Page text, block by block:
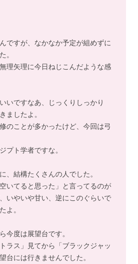
ですが、なかなか予定が組めずに
。
理矢理に今日ねじこんだような感
いですなあ、じっくりしっかり
ましたよ。
のことが多かったけど、今回は弓
プト学者ですな。
、結構たくさんの人でした。
いてると思った」と言ってるのが
いやいや甘い、逆にこのぐらいで
よ。
今度は展望台です。
ラス」見てから「ブラックジャッ
台には行きませんでした。